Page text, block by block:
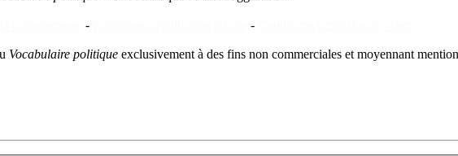
- -
Vocabulaire politique exclusivement à des fins non commerciales et moyennant